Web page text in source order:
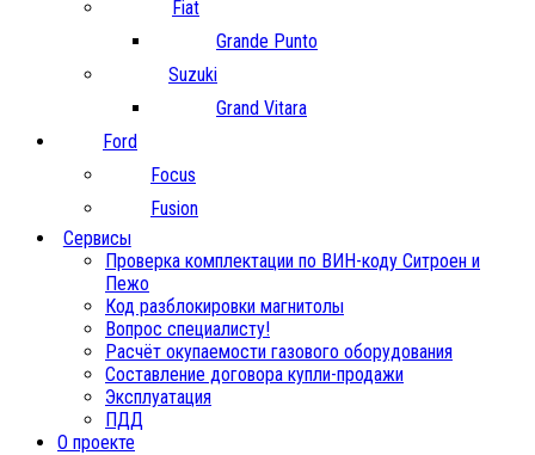
Fiat
Grande Punto
Suzuki
Grand Vitara
Ford
Focus
Fusion
Сервисы
Проверка комплектации по ВИН-коду Ситроен и
Пежо
Код разблокировки магнитолы
Вопрос специалисту!
Расчёт окупаемости газового оборудования
Составление договора купли-продажи
Эксплуатация
ПДД
О проекте